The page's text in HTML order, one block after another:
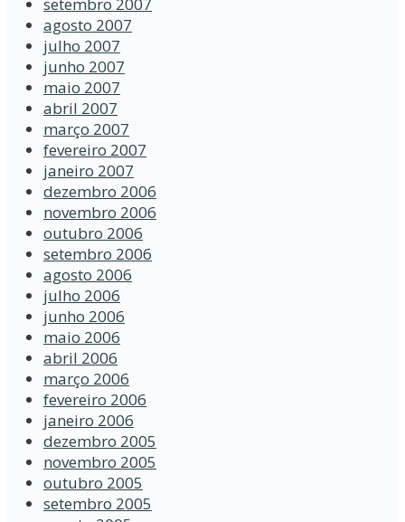
agosto 2007
julho 2007
junho 2007
maio 2007
abril 2007
março 2007
fevereiro 2007
janeiro 2007
dezembro 2006
novembro 2006
outubro 2006
setembro 2006
agosto 2006
julho 2006
junho 2006
maio 2006
abril 2006
março 2006
fevereiro 2006
janeiro 2006
dezembro 2005
novembro 2005
outubro 2005
setembro 2005